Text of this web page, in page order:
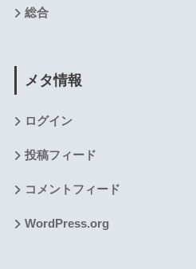
総合
メタ情報
ログイン
投稿フィード
コメントフィード
WordPress.org